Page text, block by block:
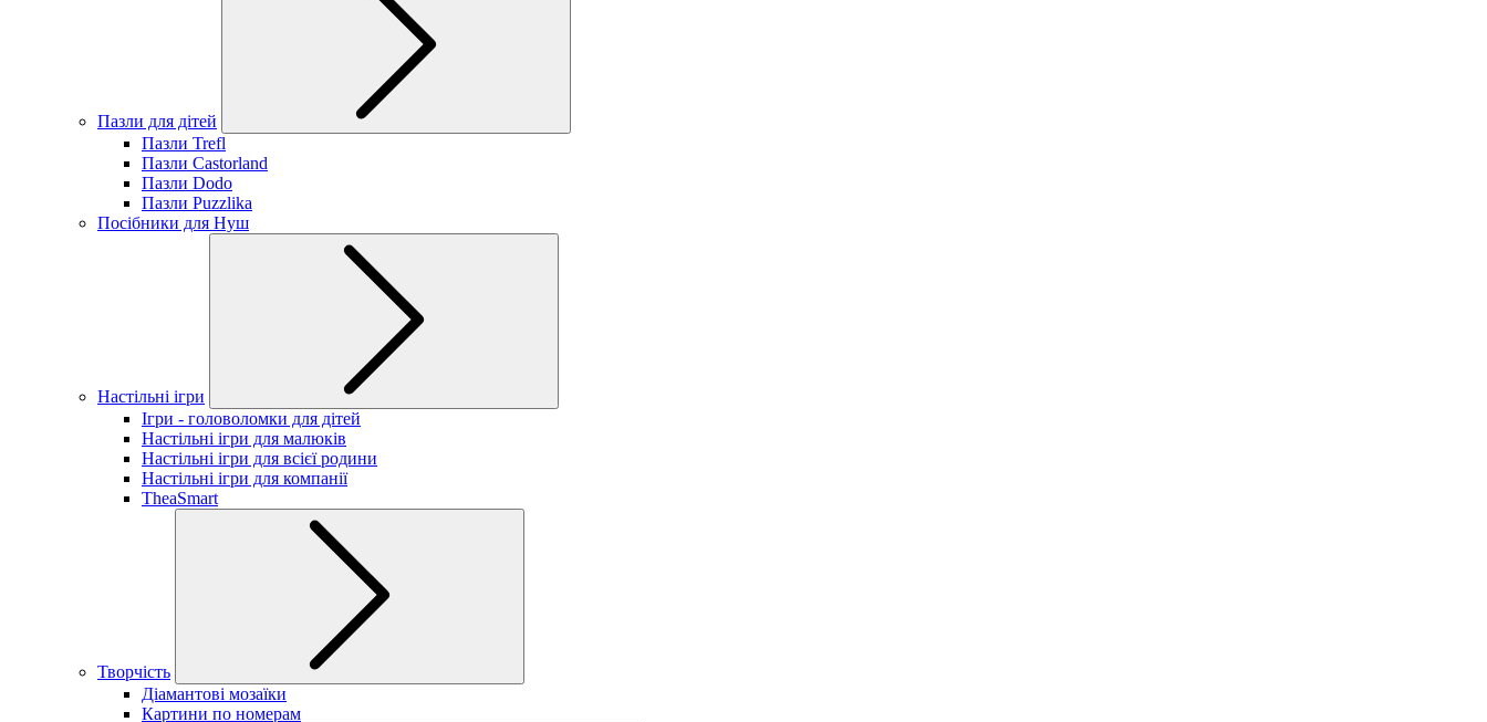
Пазли для дітей
Пазли Trefl
Пазли Castorland
Пазли Dodo
Пазли Puzzlika
Посібники для Нуш
Настільні ігри
Ігри - головоломки для дітей
Настільні ігри для малюків
Настільні ігри для всієї родини
Настільні ігри для компанії
TheaSmart
Творчість
Діамантові мозаїки
Картини по номерам